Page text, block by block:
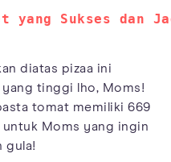
yang Sukses dan
diatas pizaa ini
tinggi lho, Moms!
tomat memiliki 669
Moms yang ingin
gula!